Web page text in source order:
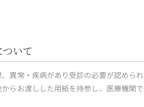
いて
異常・疾病があり受診の必要が認めら
らお渡しした用紙を持参し、医療機関